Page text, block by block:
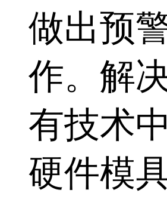
做出预
作。解
有技术
硬件模